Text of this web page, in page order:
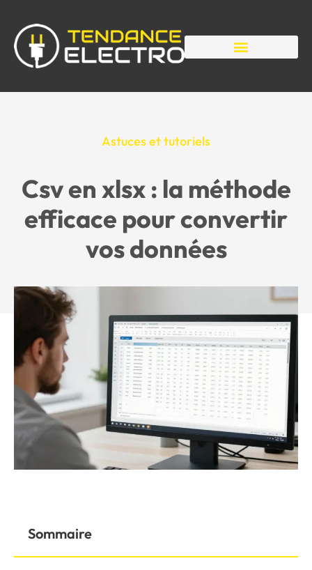
Astuces et tutoriels
Csv en xlsx : la méthode
efficace pour convertir
vos données
Sommaire